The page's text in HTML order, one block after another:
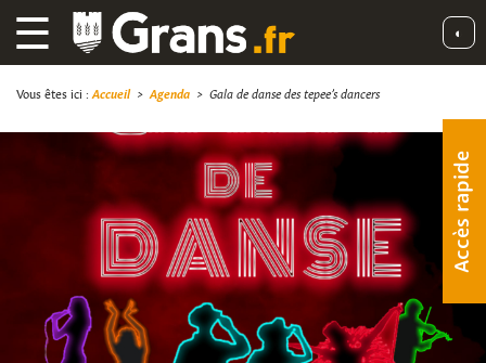
☰ ◐
Accès rapide
Vous êtes ici : Accueil> Agenda > Gala de danse des tepee’s dancers